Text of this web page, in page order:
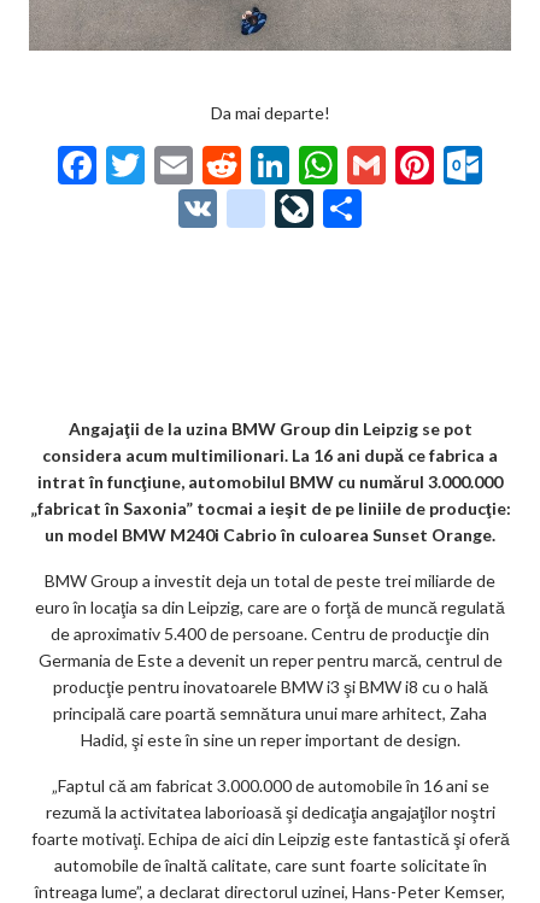
Da mai departe!
F T
w
itt
E
m
ai
R
e
d
Li
n
ke
W
h
at
G Pi
V
g
o
o
k
m
ar
ks
Li
Angajaţii de la uzina BMW Group din Leipzig se pot
considera acum multimilionari. La 16 ani după ce fabrica a
intrat în funcţiune, automobilul BMW cu numărul 3.000.000
„fabricat în Saxonia” tocmai a ieşit de pe liniile de producţie:
un model BMW M240i Cabrio în culoarea Sunset Orange.
BMW Group a investit deja un total de peste trei miliarde de
euro în locaţia sa din Leipzig, care are o forţă de muncă regulată
de aproximativ 5.400 de persoane. Centru de producţie din
Germania de Este a devenit un reper pentru marcă, centrul de
producţie pentru inovatoarele BMW i3 şi BMW i8 cu o hală
principală care poartă semnătura unui mare arhitect, Zaha
Hadid, şi este în sine un reper important de design.
„Faptul că am fabricat 3.000.000 de automobile în 16 ani se
rezumă la activitatea laborioasă şi dedicaţia angajaţilor noştri
foarte motivaţi. Echipa de aici din Leipzig este fantastică şi oferă
automobile de înaltă calitate, care sunt foarte solicitate în
întreaga lume”, a declarat directorul uzinei, Hans-Peter Kemser,